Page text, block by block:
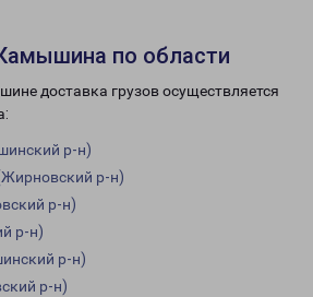
по области
доставка грузов осуществляется
р-н)
р-н)
р-н)
р-н)
р-н)
р-н)